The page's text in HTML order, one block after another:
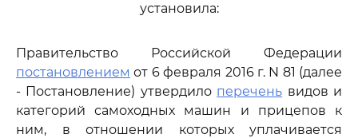
установила:
Правительство Российской Федерации
постановлением от 6 февраля 2016 г. N 81 (далее
- Постановление) утвердило перечень видов и
категорий самоходных машин и прицепов к
ним, в отношении которых уплачивается